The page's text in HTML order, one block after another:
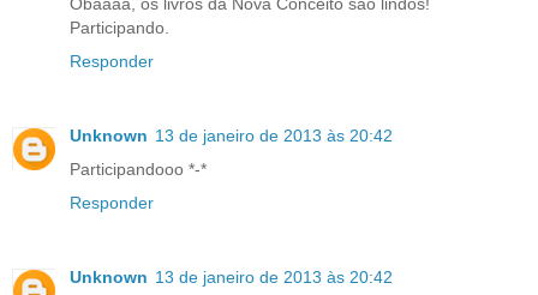
Participando.
Responder
Unknown 13 de janeiro de 2013 às 20:42
Participandooo *-*
Responder
Unknown 13 de janeiro de 2013 às 20:42